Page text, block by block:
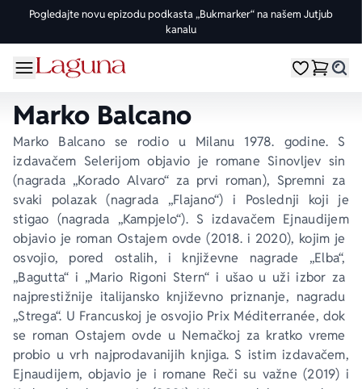
Pogledajte novu epizodu podkasta „Bukmarker“ na našem Jutjub
kanalu
Moji
Marko Balcano
Marko Balcano se rodio u Milanu 1978. godine. S
izdavačem Selerijom objavio je romane Sinovljev sin
(nagrada „Korado Alvaro“ za prvi roman), Spremni za
svaki polazak (nagrada „Flajano“) i Poslednji koji je
stigao (nagrada „Kampjelo“). S izdavačem Ejnaudijem
objavio je roman Ostajem ovde (2018. i 2020), kojim je
osvojio, pored ostalih, i književne nagrade „Elba“,
„Bagutta“ i „Mario Rigoni Stern“ i ušao u uži izbor za
najprestižnije italijansko književno priznanje, nagradu
„Strega“. U Francuskoj je osvojio Prix Méditerranée, dok
se roman Ostajem ovde u Nemačkoj za kratko vreme
probio u vrh najprodavanijih knjiga. S istim izdavačem,
Ejnaudijem, objavio je i romane Reči su važne (2019) i
meni
OMILJENE KATEGORIJE
Knjige za leto
Edicije
Bojeni rez
Manga i strip
Potpisane knjige
Nagrađene knjige
Drama
Ljubavni
Trileri
Istorijski
Klasici
Fantastika
Goran Petrović
Đorđe Lebović
Jelena Bačić Alimpić
Darko Tuševljaković
Enes Halilović
Ivo Andrić
Fredrik Bakman
Juval Noa Harari
Lusinda Rajli
Ju Nesbe
Dženi Kolgan
Paulo Koeljo